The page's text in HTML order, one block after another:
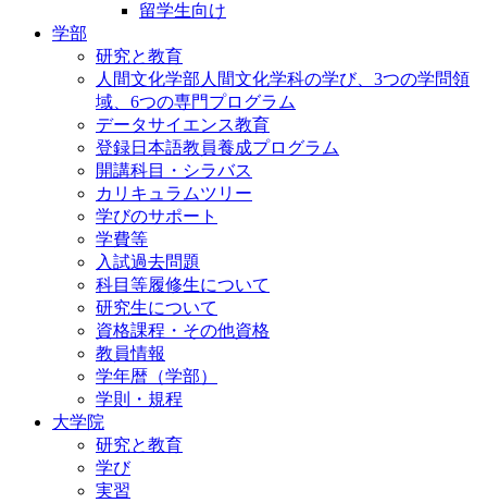
留学生向け
学部
研究と教育
人間文化学部人間文化学科の学び、3つの学問領
域、6つの専門プログラム
データサイエンス教育
登録日本語教員養成プログラム
開講科目・シラバス
カリキュラムツリー
学びのサポート
学費等
入試過去問題
科目等履修生について
研究生について
資格課程・その他資格
教員情報
学年暦（学部）
学則・規程
大学院
研究と教育
学び
実習